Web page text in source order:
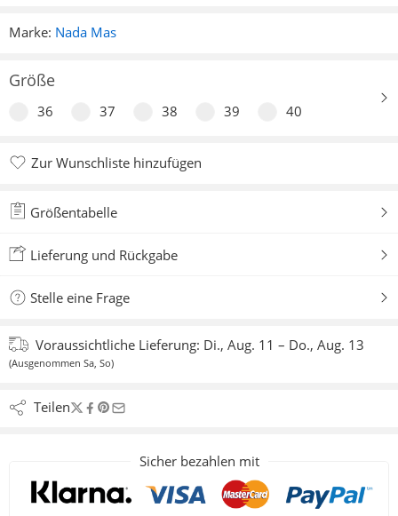
Marke: Nada Mas
Größe
36 37 38 39 40
Zur Wunschliste hinzufügen
Größentabelle
Lieferung und Rückgabe
Stelle eine Frage
Voraussichtliche Lieferung: Di., Aug. 11 – Do., Aug. 13
(Ausgenommen Sa, So)
Teilen
Sicher bezahlen mit